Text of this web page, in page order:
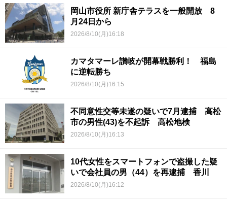
岡山市役所 新庁舎テラスを一般開放 8
月24日から
2026/8/10(月)16:18
カマタマーレ讃岐が開幕戦勝利！ 福島
に逆転勝ち
2026/8/10(月)16:15
不同意性交等未遂の疑いで7月逮捕 高松
市の男性(43)を不起訴 高松地検
2026/8/10(月)16:13
10代女性をスマートフォンで盗撮した疑
いで会社員の男（44）を再逮捕 香川
2026/8/10(月)16:12